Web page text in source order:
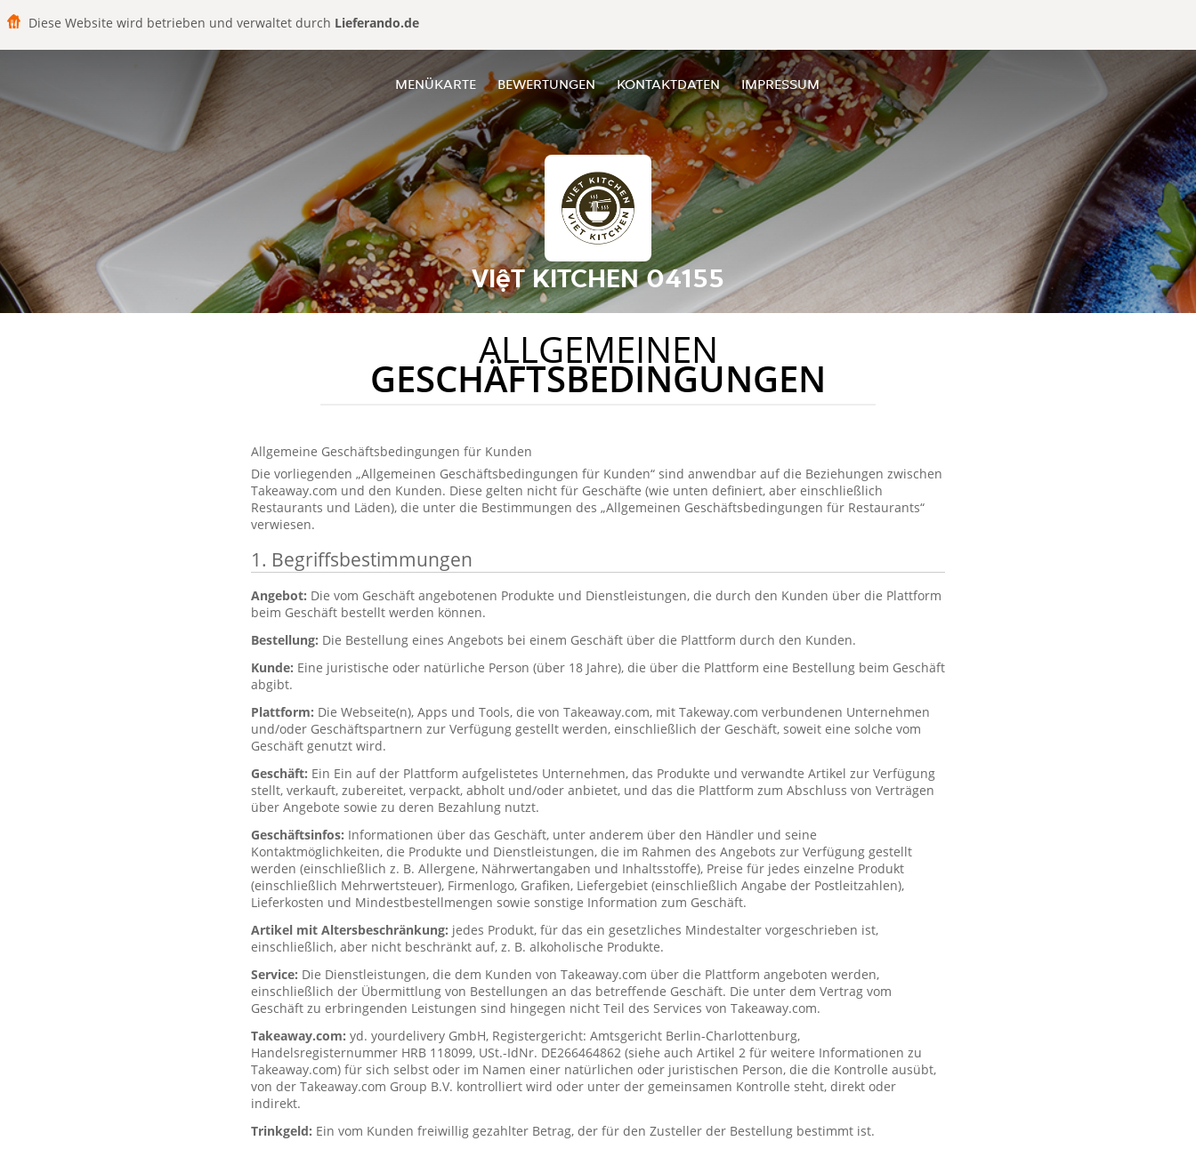
Diese Website wird betrieben und verwaltet durch Lieferando.de
MENÜKARTE BEWERTUNGEN KONTAKTDATEN IMPRESSUM
VIệT KITCHEN 04155
ALLGEMEINEN
GESCHÄFTSBEDINGUNGEN
Allgemeine Geschäftsbedingungen für Kunden
Die vorliegenden „Allgemeinen Geschäftsbedingungen für Kunden“ sind anwendbar auf die Beziehungen zwischen
Takeaway.com und den Kunden. Diese gelten nicht für Geschäfte (wie unten definiert, aber einschließlich
Restaurants und Läden), die unter die Bestimmungen des „Allgemeinen Geschäftsbedingungen für Restaurants“
verwiesen.
1. Begriffsbestimmungen
Angebot: Die vom Geschäft angebotenen Produkte und Dienstleistungen, die durch den Kunden über die Plattform
beim Geschäft bestellt werden können.
Bestellung: Die Bestellung eines Angebots bei einem Geschäft über die Plattform durch den Kunden.
Kunde: Eine juristische oder natürliche Person (über 18 Jahre), die über die Plattform eine Bestellung beim Geschäft
abgibt.
Plattform: Die Webseite(n), Apps und Tools, die von Takeaway.com, mit Takeway.com verbundenen Unternehmen
und/oder Geschäftspartnern zur Verfügung gestellt werden, einschließlich der Geschäft, soweit eine solche vom
Geschäft genutzt wird.
Geschäft: Ein Ein auf der Plattform aufgelistetes Unternehmen, das Produkte und verwandte Artikel zur Verfügung
stellt, verkauft, zubereitet, verpackt, abholt und/oder anbietet, und das die Plattform zum Abschluss von Verträgen
über Angebote sowie zu deren Bezahlung nutzt.
Geschäftsinfos: Informationen über das Geschäft, unter anderem über den Händler und seine
Kontaktmöglichkeiten, die Produkte und Dienstleistungen, die im Rahmen des Angebots zur Verfügung gestellt
werden (einschließlich z. B. Allergene, Nährwertangaben und Inhaltsstoffe), Preise für jedes einzelne Produkt
(einschließlich Mehrwertsteuer), Firmenlogo, Grafiken, Liefergebiet (einschließlich Angabe der Postleitzahlen),
Lieferkosten und Mindestbestellmengen sowie sonstige Information zum Geschäft.
Artikel mit Altersbeschränkung: jedes Produkt, für das ein gesetzliches Mindestalter vorgeschrieben ist,
einschließlich, aber nicht beschränkt auf, z. B. alkoholische Produkte.
Service: Die Dienstleistungen, die dem Kunden von Takeaway.com über die Plattform angeboten werden,
einschließlich der Übermittlung von Bestellungen an das betreffende Geschäft. Die unter dem Vertrag vom
Geschäft zu erbringenden Leistungen sind hingegen nicht Teil des Services von Takeaway.com.
Takeaway.com: yd. yourdelivery GmbH, Registergericht: Amtsgericht Berlin-Charlottenburg,
Handelsregisternummer HRB 118099, USt.-IdNr. DE266464862 (siehe auch Artikel 2 für weitere Informationen zu
Takeaway.com) für sich selbst oder im Namen einer natürlichen oder juristischen Person, die die Kontrolle ausübt,
von der Takeaway.com Group B.V. kontrolliert wird oder unter der gemeinsamen Kontrolle steht, direkt oder
indirekt.
Trinkgeld: Ein vom Kunden freiwillig gezahlter Betrag, der für den Zusteller der Bestellung bestimmt ist.